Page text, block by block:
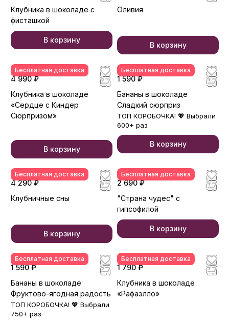
Клубника в шоколаде с
фисташкой
В корзину
Оливия
В корзину
Бесплатная доставка
4 990 ₽
Клубника в шоколаде
«Сердце с Киндер
Сюрпризом»
В корзину
Бесплатная доставка
1 590 ₽
Бананы в шоколаде
Сладкий сюрприз
ТОП КОРОБОЧКА! 💖 Выбрали
600+ раз
В корзину
Бесплатная доставка
4 290 ₽
Клубничные сны
В корзину
Бесплатная доставка
2 690 ₽
"Страна чудес" с
гипсофилой
В корзину
Бесплатная доставка
1 590 ₽
Бананы в шоколаде
Фруктово-ягодная радость
ТОП КОРОБОЧКА! 💖 Выбрали
750+ раз
Бесплатная доставка
1 790 ₽
Клубника в шоколаде
«Рафаэлло»